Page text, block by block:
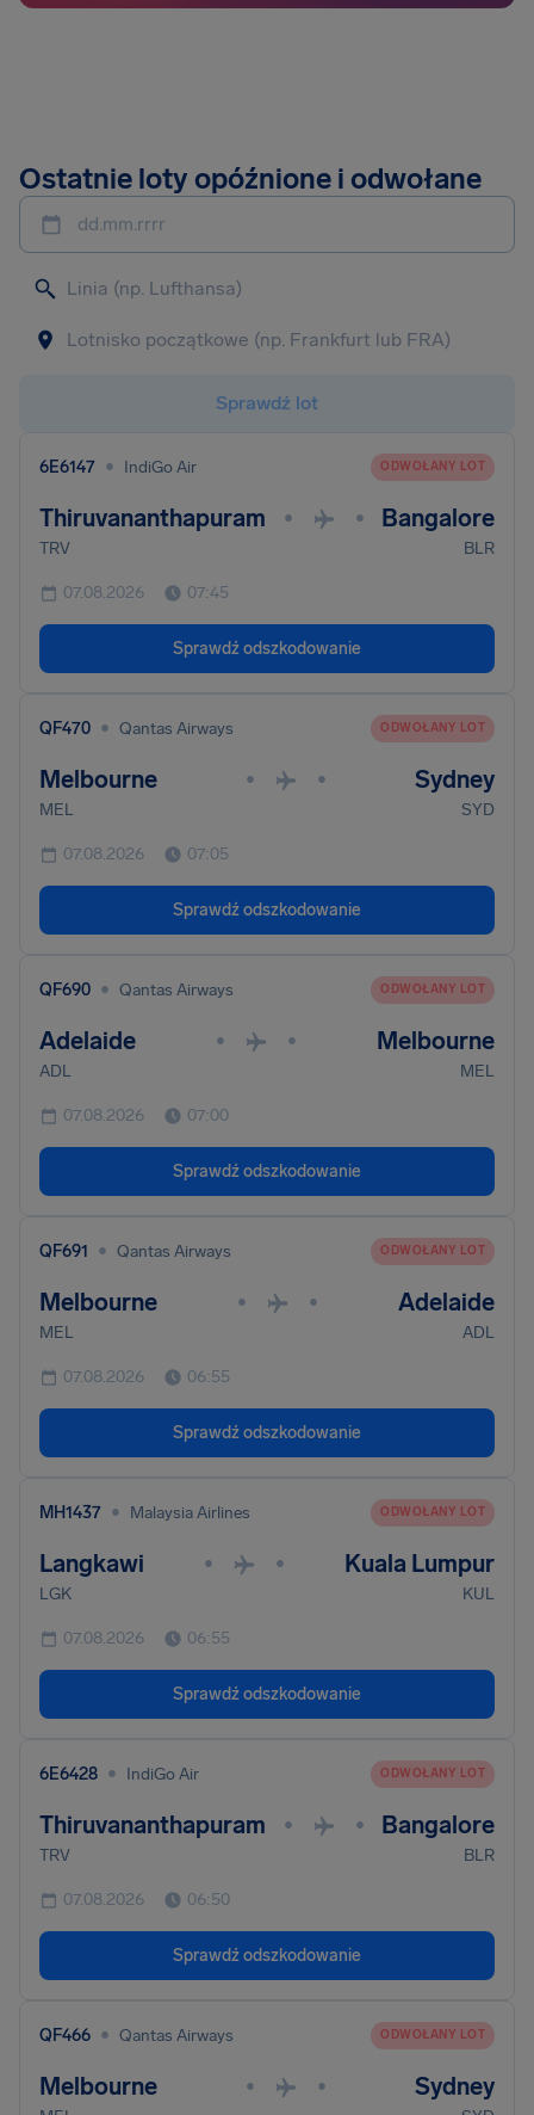
Ostatnie loty opóźnione i odwołane
dd.mm.rrrr
Sprawdź lot
6E6147 • IndiGo Air ODWOŁANY LOT
Thiruvananthapuram • • Bangalore
TRV BLR
07.08.2026 07:45
Sprawdź odszkodowanie
QF470 • Qantas Airways ODWOŁANY LOT
Melbourne • • Sydney
MEL SYD
07.08.2026 07:05
Sprawdź odszkodowanie
QF690 • Qantas Airways ODWOŁANY LOT
Adelaide • • Melbourne
ADL MEL
07.08.2026 07:00
Sprawdź odszkodowanie
QF691 • Qantas Airways ODWOŁANY LOT
Melbourne • • Adelaide
MEL ADL
07.08.2026 06:55
Sprawdź odszkodowanie
MH1437 • Malaysia Airlines ODWOŁANY LOT
Langkawi • • Kuala Lumpur
LGK KUL
07.08.2026 06:55
Sprawdź odszkodowanie
6E6428 • IndiGo Air ODWOŁANY LOT
Thiruvananthapuram • • Bangalore
TRV BLR
07.08.2026 06:50
Sprawdź odszkodowanie
QF466 • Qantas Airways ODWOŁANY LOT
Melbourne • • Sydney